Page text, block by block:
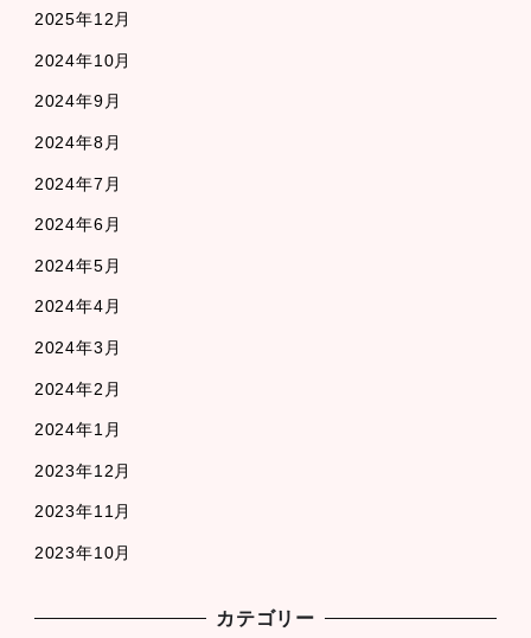
2025年12月
2024年10月
2024年9月
2024年8月
2024年7月
2024年6月
2024年5月
2024年4月
2024年3月
2024年2月
2024年1月
2023年12月
2023年11月
2023年10月
カテゴリー